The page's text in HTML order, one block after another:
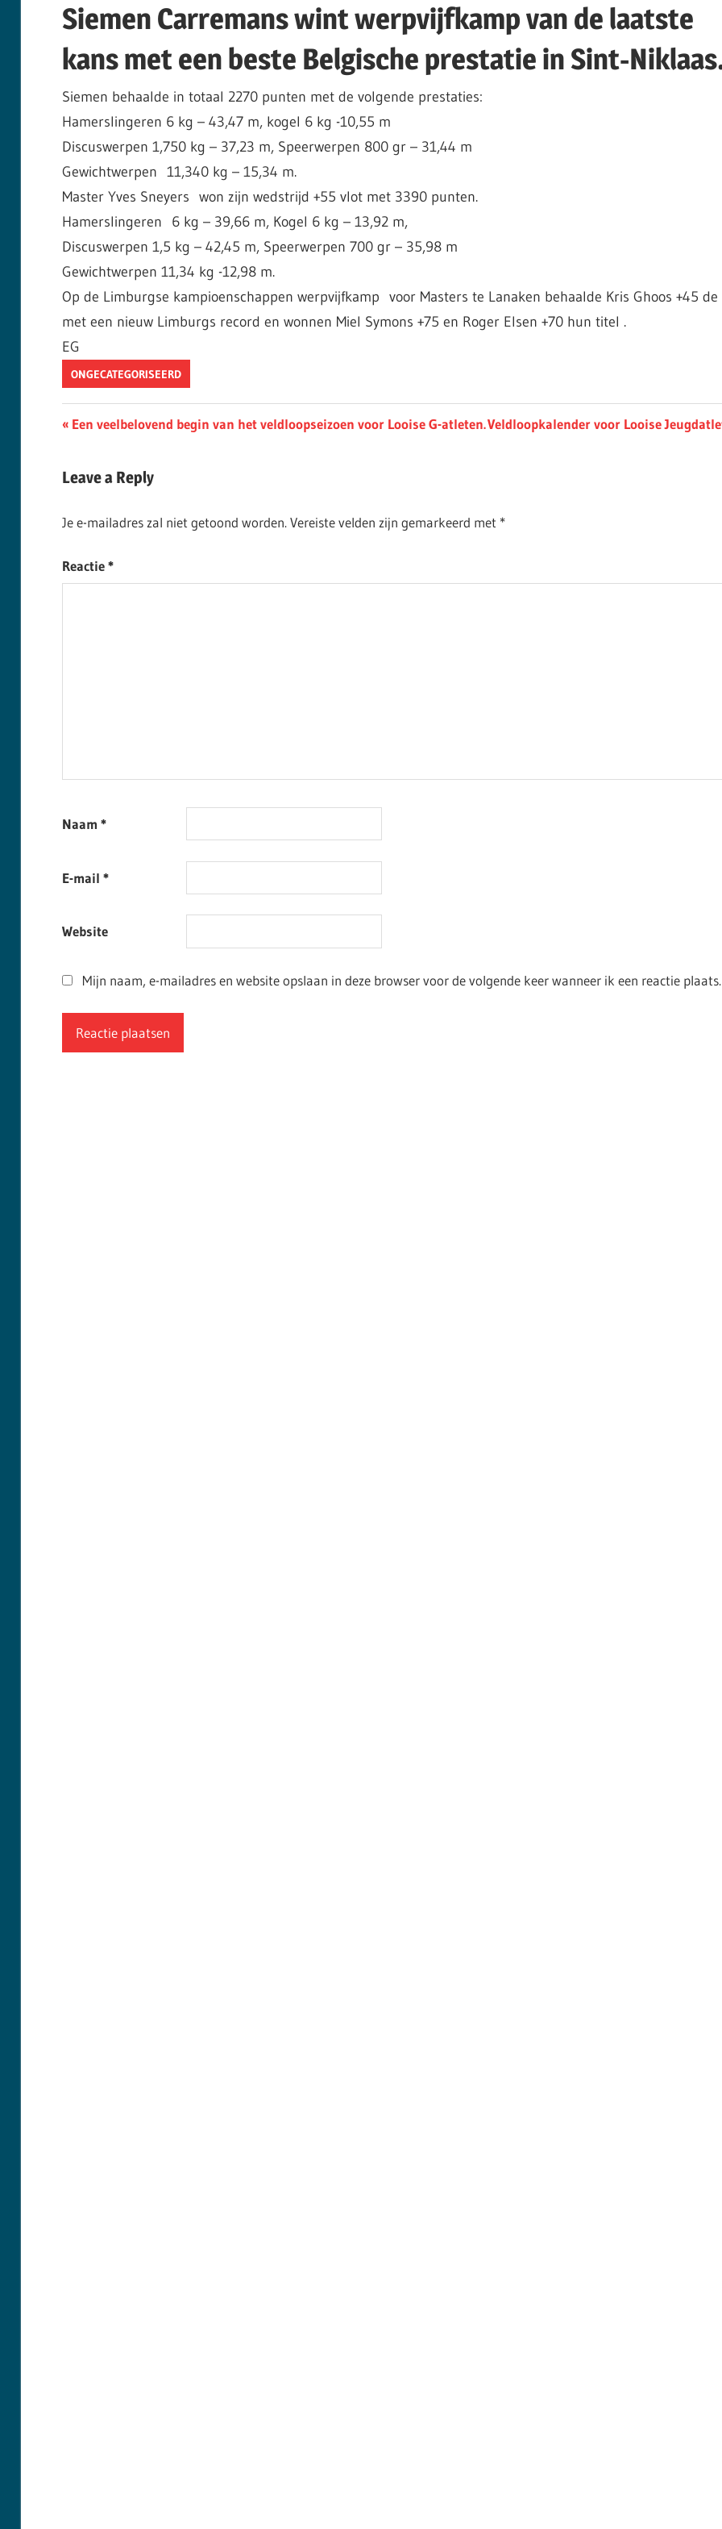
Siemen Carremans wint werpvijfkamp van de laatste
kans met een beste Belgische prestatie in Sint-
Siemen behaalde in totaal 2270 punten met de volgende prestaties:
Hamerslingeren 6 kg – 43,47 m, kogel 6 kg -10,55 m
Discuswerpen 1,750 kg – 37,23 m, Speerwerpen 800 gr – 31,44 m
Gewichtwerpen 11,340 kg – 15,34 m.
Master Yves Sneyers won zijn wedstrijd +55 vlot met 3390 punten.
Hamerslingeren 6 kg – 39,66 m, Kogel 6 kg – 13,92 m,
Discuswerpen 1,5 kg – 42,45 m, Speerwerpen 700 gr – 35,98 m
Gewichtwerpen 11,34 kg -12,98 m.
Op de Limburgse kampioenschappen werpvijfkamp voor Masters te Lanaken behaalde Kris Ghoos +45
met een nieuw Limburgs record en wonnen Miel Symons +75 en Roger Elsen +70 hun titel .
EG
ONGECATEGORISEERD
Berichtnavigatie
Previous
Een veelbelovend begin van het veldloopseizoen voor Looise G-atleten.Next
Veldloopkalender voor Looise
Leave a Reply
Je e-mailadres zal niet getoond worden. Vereiste velden zijn gemarkeerd met *
Reactie*
Naam *
E-mail *
Website
Mijn naam, e-mailadres en website opslaan in deze browser voor de volgende keer wanneer ik een reactie plaats.